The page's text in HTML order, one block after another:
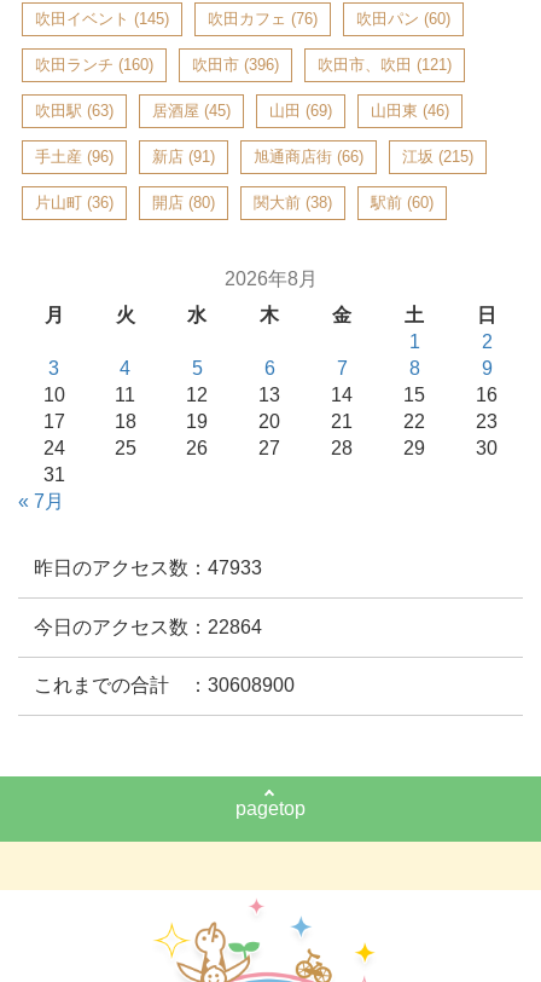
吹田イベント (145) 吹田カフェ (76) 吹田パン (60)
吹田ランチ (160) 吹田市 (396) 吹田市、吹田 (121)
吹田駅 (63) 居酒屋 (45) 山田 (69) 山田東 (46)
手土産 (96) 新店 (91) 旭通商店街 (66) 江坂 (215)
片山町 (36) 開店 (80) 関大前 (38) 駅前 (60)
2026年8月
月
火 水 木 金 土
日
1
2
3
4 5 6 7 8
9
10
11 12 13 14 15
16
17
18 19 20 21 22
23
24
25 26 27 28 29
30
31
« 7月
昨日のアクセス数：47933
今日のアクセス数：22864
これまでの合計 ：30608900
pagetop